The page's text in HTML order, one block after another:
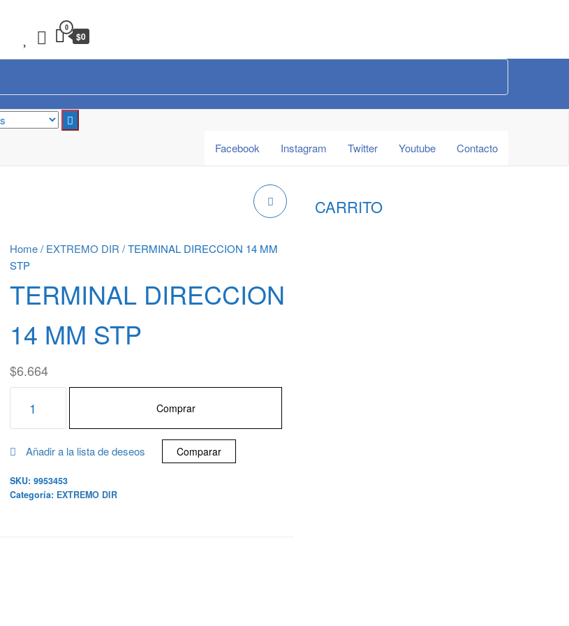
0
$0
Facebook
Instagram Twitter Youtube Contacto
Home/ EXTREMO DIR / TERMINAL DIRECCION 14 MM
STP
TERMINAL DIRECCION
14 MM STP
$6.664
Comprar
Añadir a la lista de deseos Comparar
SKU: 9953453
Categoría: EXTREMO DIR
CARRITO